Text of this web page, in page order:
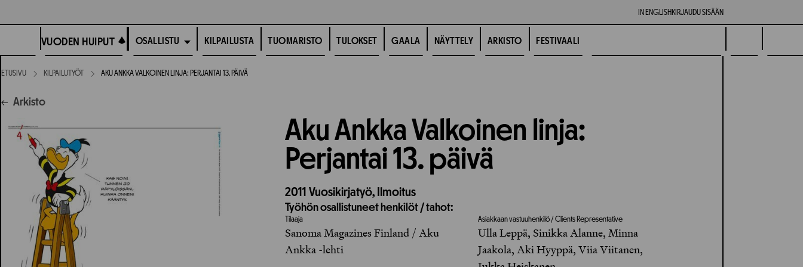
suoraan
IN ENGLISH KIRJAUDU SISÄÄN
VUODEN HUIPUT
VUODEN HUIPUT OSALLISTU KILPAILUSTA TUOMARISTO TULOKSET GAALA NÄYTTELY ARKISTO FESTIVAALI
ETUSIVU KILPAILUTYÖT AKU ANKKA VALKOINEN LINJA: PERJANTAI 13. PÄIVÄ
Arkisto
Aku Ankka Valkoinen linja:
Perjantai 13. päivä
2011 Vuosikirjatyö, Ilmoitus
Työhön osallistuneet henkilöt / tahot:
Tilaaja
Sanoma Magazines Finland / Aku
Ankka -lehti
Asiakkaan vastuuhenkilö / Clients Representative
Ulla Leppä, Sinikka Alanne, Minna
Jaakola, Aki Hyyppä, Viia Viitanen,